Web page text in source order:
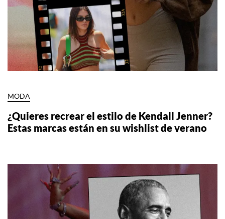
MODA
¿Quieres recrear el estilo de Kendall Jenner?
Estas marcas están en su wishlist de verano